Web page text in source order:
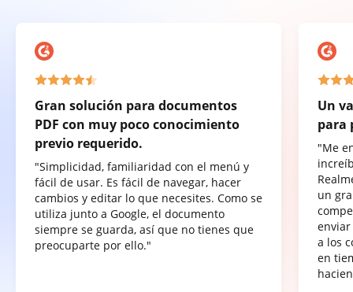
Gran solución para documentos
PDF con muy poco conocimiento
previo requerido.
"Simplicidad, familiaridad con el menú y
fácil de usar. Es fácil de navegar, hacer
cambios y editar lo que necesites. Como se
utiliza junto a Google, el documento
siempre se guarda, así que no tienes que
preocuparte por ello."
Un
para
"Me
un
a los
en